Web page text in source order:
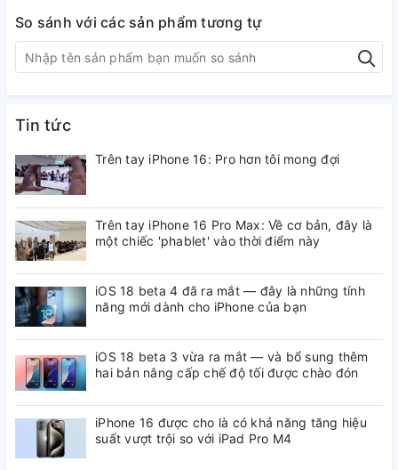
trong một lần sạc và mất khoảng 2 giờ để sạc đầy pin.
sạc hoàn toàn không có thay đổi so với thế hệ Apple Watch
đầu tiên. Ở bản nâng cấp lần này, hãng không những không
thay đổi về thời lượng pin của sản phẩm mà còn thêm nhiều
tính năng mới yêu cầu lượng pin nhiều, đây là một điều đáng
-Cảm biến đo nhịp tim liên tục, theo dõi sức khỏe mỗi ngày
Trang bị cảm biến nhịp tim cùng thiết kế dây đeo ôm sát cổ
tay giúp các tính năng nhưđo nhịp tim, theo dõi giấc ngủ
hoạt động liên tục và chính xác. Đưa ra những số liệu đầy đủ
và cảnh báo khi nhận thấy nhịp tim cũng như giấc ngủ người
dùng bất thường.
Một điều đáng tiếc ở Apple Watch SE là điện tâm đồ (ECG) bị
lược bỏ, nhưng thay vào đó là khả năng đo độ cao theo thời
gian thực như phiên bảnSeries 6, tính năng này cực kỳ hữu
ích cho những ai thường xuyên leo núi (phiên bản S5 và S4
So sánh với các sản phẩm tương tự
Tin tức
Trên tay iPhone 16: Pro hơn tôi mong đợi
Trên tay iPhone 16 Pro Max: Về cơ bản, đây là
một chiếc 'phablet' vào thời điểm này
iOS 18 beta 4 đã ra mắt — đây là những tính
năng mới dành cho iPhone của bạn
iOS 18 beta 3 vừa ra mắt — và bổ sung thêm
hai bản nâng cấp chế độ tối được chào đón
iPhone 16 được cho là có khả năng tăng hiệu
suất vượt trội so với iPad Pro M4